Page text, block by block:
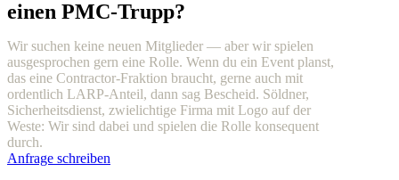
einen PMC-Trupp?
Wir suchen keine neuen Mitglieder — aber wir spielen
ausgesprochen gern eine Rolle. Wenn du ein Event planst,
das eine Contractor-Fraktion braucht, gerne auch mit
ordentlich LARP-Anteil, dann sag Bescheid. Söldner,
Sicherheitsdienst, zwielichtige Firma mit Logo auf der
Weste: Wir sind dabei und spielen die Rolle konsequent
durch.
Anfrage schreiben